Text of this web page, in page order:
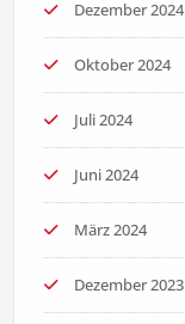
Dezember 2024
Oktober 2024
Juli 2024
Juni 2024
März 2024
Dezember 2023